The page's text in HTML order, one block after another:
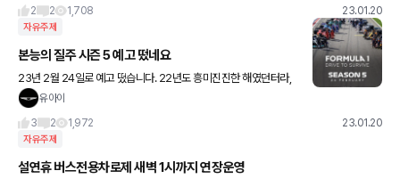
2
2 1,708 23.01.20
자유주제
본능의 질주 시즌 5 예고 떴네요
23년 2월 24일로 예고 떴습니다. 22년도 흥미진진한 해였던터라,
기대가 많이 되네요 ㅎㅎ
유아이
3
2 1,972 23.01.20
자유주제
설연휴 버스전용차로제 새벽 1시까지 연장운영